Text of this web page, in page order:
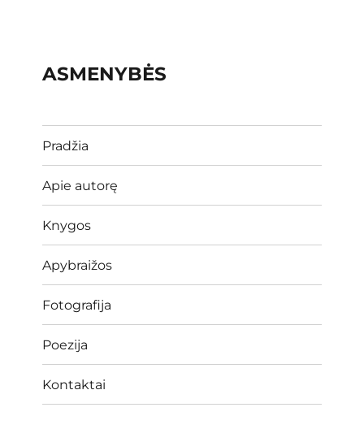
ASMENYBĖS
Pradžia
Apie autorę
Knygos
Apybraižos
Fotografija
Poezija
Kontaktai